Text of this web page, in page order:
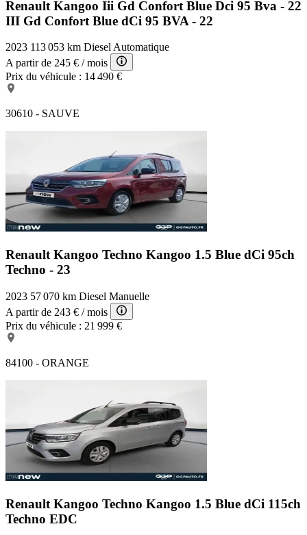
Renault Kangoo Iii Gd Confort Blue Dci 95 Bva - 22
III Gd Confort Blue dCi 95 BVA - 22
2023 113 053 km DieselAutomatique
A partir de 245 € / mois
Prix du véhicule : 14 490 €
30610 - SAUVE
Renault Kangoo Techno Kangoo 1.5 Blue dCi 95ch
Techno - 23
2023 57 070 km Diesel Manuelle
A partir de 243 € / mois
Prix du véhicule : 21 999 €
84100 - ORANGE
Renault Kangoo Techno Kangoo 1.5 Blue dCi 115ch
Techno EDC